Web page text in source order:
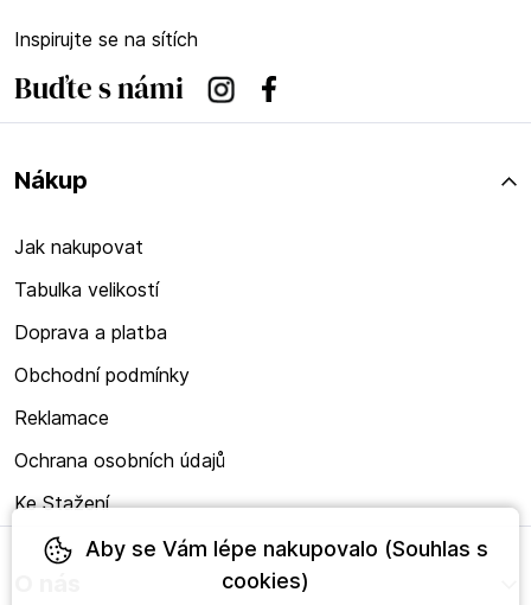
Inspirujte se na sítích
Buďte s námi InstagramFacebook
Nákup
Jak nakupovat
Tabulka velikostí
Doprava a platba
Obchodní podmínky
Reklamace
Ochrana osobních údajů
Ke Stažení
Aby se Vám lépe nakupovalo (Souhlas s
cookies)